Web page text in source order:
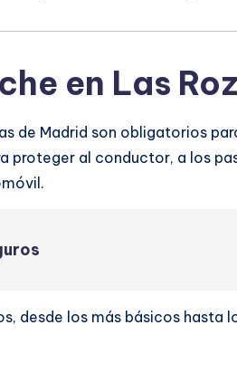
en Las
de Madrid son obligatorios
proteger al conductor, a los
desde los más básicos hasta